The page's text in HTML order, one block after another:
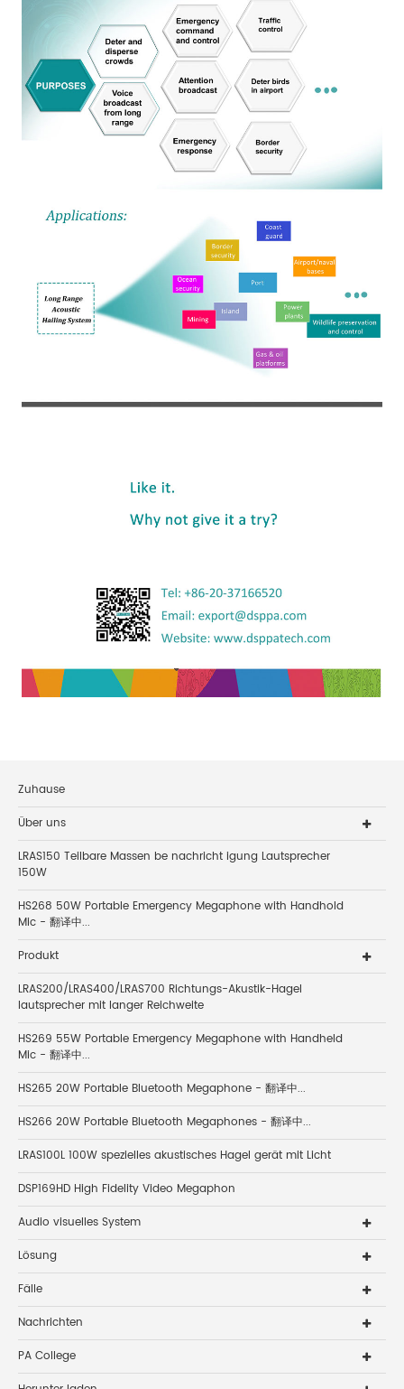
Zuhause
Über uns
LRAS150 Teilbare Massen be nachricht igung Lautsprecher
150W
HS268 50W Portable Emergency Megaphone with Handhold
Mic - 翻译中...
Produkt
LRAS200/LRAS400/LRAS700 Richtungs-Akustik-Hagel
lautsprecher mit langer Reichweite
HS269 55W Portable Emergency Megaphone with Handheld
Mic - 翻译中...
HS265 20W Portable Bluetooth Megaphone - 翻译中...
HS266 20W Portable Bluetooth Megaphones - 翻译中...
LRAS100L 100W spezielles akustisches Hagel gerät mit Licht
DSP169HD High Fidelity Video Megaphon
Audio visuelles System
Lösung
Fälle
Nachrichten
PA College